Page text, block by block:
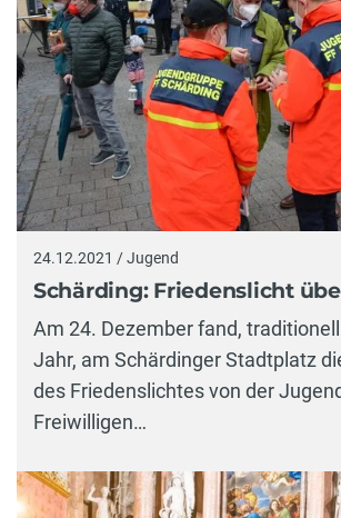
24.12.2021 / Jugend
Schärding: Friedenslicht
Am 24. Dezember fand,
Jahr, am Schärdinger Stadtplatz
des Friedenslichtes von der
Freiwilligen…